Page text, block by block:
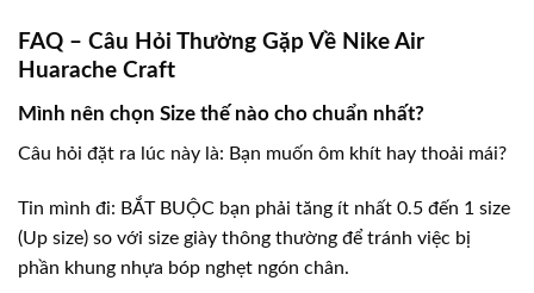
FAQ – Câu Hỏi Thường Gặp Về Nike Air
Huarache Craft
Mình nên chọn Size thế nào cho chuẩn nhất?
Câu hỏi đặt ra lúc này là: Bạn muốn ôm khít hay thoải mái?
Tin mình đi: BẮT BUỘC bạn phải tăng ít nhất 0.5 đến 1 size
(Up size) so với size giày thông thường để tránh việc bị
phần khung nhựa bóp nghẹt ngón chân.